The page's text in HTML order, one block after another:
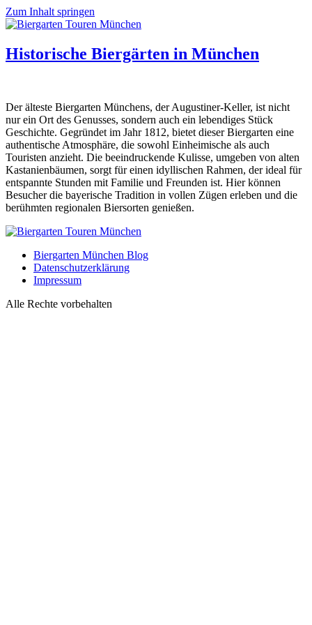
Zum Inhalt springen
Historische Biergärten in München
Der älteste Biergarten Münchens, der Augustiner-Keller, ist nicht
nur ein Ort des Genusses, sondern auch ein lebendiges Stück
Geschichte. Gegründet im Jahr 1812, bietet dieser Biergarten eine
authentische Atmosphäre, die sowohl Einheimische als auch
Touristen anzieht. Die beeindruckende Kulisse, umgeben von alten
Kastanienbäumen, sorgt für einen idyllischen Rahmen, der ideal für
entspannte Stunden mit Familie und Freunden ist. Hier können
Besucher die bayerische Tradition in vollen Zügen erleben und die
berühmten regionalen Biersorten genießen.
Biergarten München Blog
Datenschutzerklärung
Impressum
Alle Rechte vorbehalten